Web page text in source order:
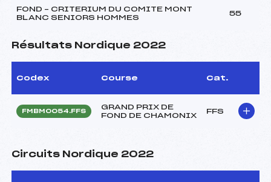
FOND – CRITERIUM DU COMITE MONT
BLANC SENIORS HOMMES
55
Résultats Nordique 2022
Codex Course Cat.
FMBM0054.FFS
GRAND PRIX DE
FOND DE CHAMONIX
FFS
Circuits Nordique 2022